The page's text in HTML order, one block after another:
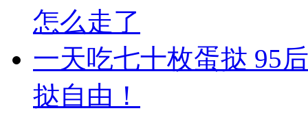
怎么走了
一天吃七十枚蛋挞 95
挞自由！